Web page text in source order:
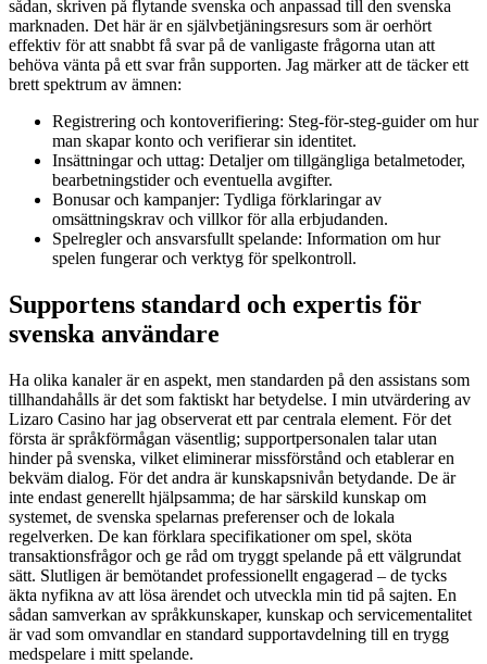
sådan, skriven på flytande svenska och anpassad till den svenska
marknaden. Det här är en självbetjäningsresurs som är oerhört
effektiv för att snabbt få svar på de vanligaste frågorna utan att
behöva vänta på ett svar från supporten. Jag märker att de täcker ett
brett spektrum av ämnen:
Registrering och kontoverifiering: Steg-för-steg-guider om hur
man skapar konto och verifierar sin identitet.
Insättningar och uttag: Detaljer om tillgängliga betalmetoder,
bearbetningstider och eventuella avgifter.
Bonusar och kampanjer: Tydliga förklaringar av
omsättningskrav och villkor för alla erbjudanden.
Spelregler och ansvarsfullt spelande: Information om hur
spelen fungerar och verktyg för spelkontroll.
Supportens standard och expertis för
svenska användare
Ha olika kanaler är en aspekt, men standarden på den assistans som
tillhandahålls är det som faktiskt har betydelse. I min utvärdering av
Lizaro Casino har jag observerat ett par centrala element. För det
första är språkförmågan väsentlig; supportpersonalen talar utan
hinder på svenska, vilket eliminerar missförstånd och etablerar en
bekväm dialog. För det andra är kunskapsnivån betydande. De är
inte endast generellt hjälpsamma; de har särskild kunskap om
systemet, de svenska spelarnas preferenser och de lokala
regelverken. De kan förklara specifikationer om spel, sköta
transaktionsfrågor och ge råd om tryggt spelande på ett välgrundat
sätt. Slutligen är bemötandet professionellt engagerad – de tycks
äkta nyfikna av att lösa ärendet och utveckla min tid på sajten. En
sådan samverkan av språkkunskaper, kunskap och servicementalitet
är vad som omvandlar en standard supportavdelning till en trygg
medspelare i mitt spelande.